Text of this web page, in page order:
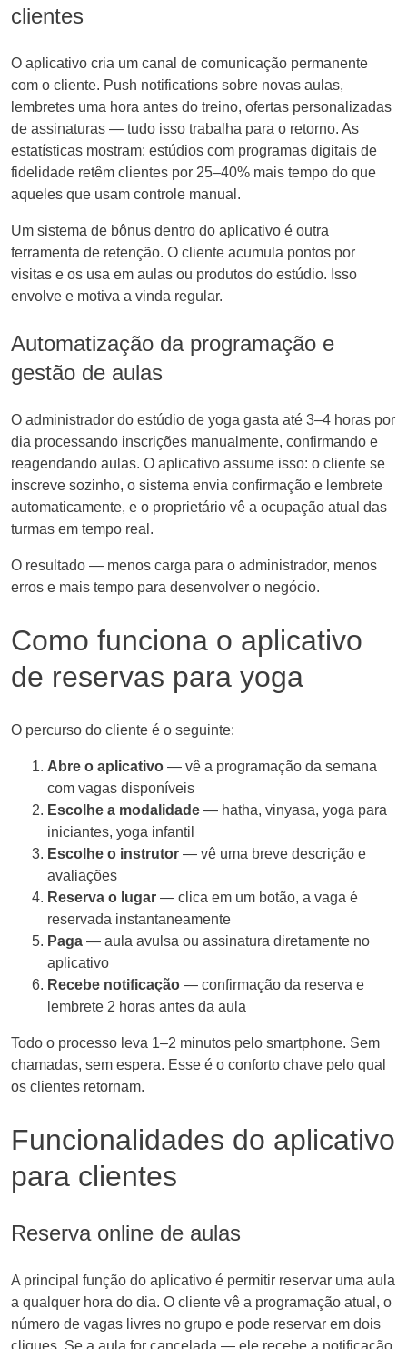
clientes
O aplicativo cria um canal de comunicação permanente
com o cliente. Push notifications sobre novas aulas,
lembretes uma hora antes do treino, ofertas personalizadas
de assinaturas — tudo isso trabalha para o retorno. As
estatísticas mostram: estúdios com programas digitais de
fidelidade retêm clientes por 25–40% mais tempo do que
aqueles que usam controle manual.
Um sistema de bônus dentro do aplicativo é outra
ferramenta de retenção. O cliente acumula pontos por
visitas e os usa em aulas ou produtos do estúdio. Isso
envolve e motiva a vinda regular.
Automatização da programação e
gestão de aulas
O administrador do estúdio de yoga gasta até 3–4 horas por
dia processando inscrições manualmente, confirmando e
reagendando aulas. O aplicativo assume isso: o cliente se
inscreve sozinho, o sistema envia confirmação e lembrete
automaticamente, e o proprietário vê a ocupação atual das
turmas em tempo real.
O resultado — menos carga para o administrador, menos
erros e mais tempo para desenvolver o negócio.
Como funciona o aplicativo
de reservas para yoga
O percurso do cliente é o seguinte:
Abre o aplicativo — vê a programação da semana
com vagas disponíveis
Escolhe a modalidade — hatha, vinyasa, yoga para
iniciantes, yoga infantil
Escolhe o instrutor — vê uma breve descrição e
avaliações
Reserva o lugar — clica em um botão, a vaga é
reservada instantaneamente
Paga — aula avulsa ou assinatura diretamente no
aplicativo
Recebe notificação — confirmação da reserva e
lembrete 2 horas antes da aula
Todo o processo leva 1–2 minutos pelo smartphone. Sem
chamadas, sem espera. Esse é o conforto chave pelo qual
os clientes retornam.
Funcionalidades do aplicativo
para clientes
Reserva online de aulas
A principal função do aplicativo é permitir reservar uma aula
a qualquer hora do dia. O cliente vê a programação atual, o
número de vagas livres no grupo e pode reservar em dois
cliques. Se a aula for cancelada — ele recebe a notificação